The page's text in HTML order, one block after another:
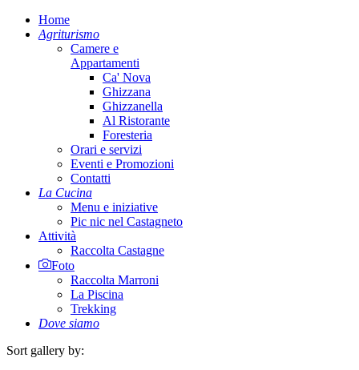
Home
Agriturismo
Camere e
Appartamenti
Ca' Nova
Ghizzana
Ghizzanella
Al Ristorante
Foresteria
Orari e servizi
Eventi e Promozioni
Contatti
La Cucina
Menu e iniziative
Pic nic nel Castagneto
Attività
Raccolta Castagne
Foto
Raccolta Marroni
La Piscina
Trekking
Dove siamo
Sort gallery by: